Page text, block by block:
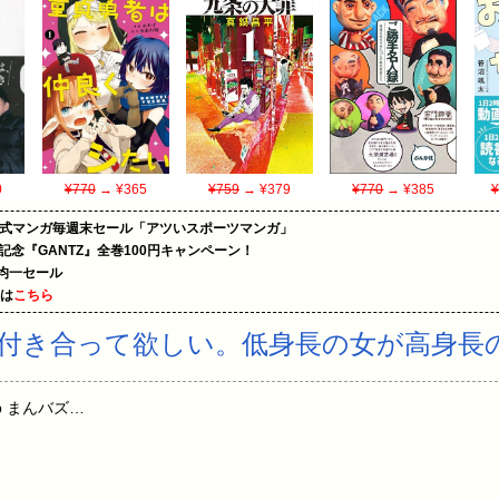
¥770→ ¥365 ¥759→ ¥379 ¥770→ ¥385
マンガ毎週末セール「アツいスポーツマンガ」
念『GANTZ』全巻100円キャンペーン！
一セール
こちら
き合って欲しい。低身長の女が高身長
んバズ…